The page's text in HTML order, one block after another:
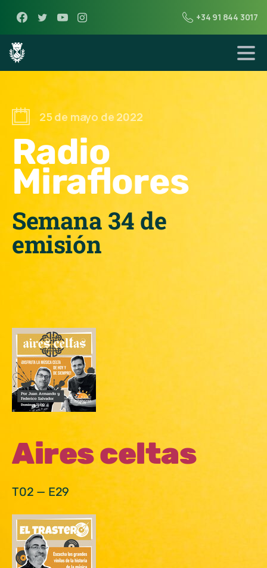
+34 91 844 3017
25 de mayo de 2022
Radio
Miraflores
Semana 34 de
emisión
Aires celtas
T02 — E29